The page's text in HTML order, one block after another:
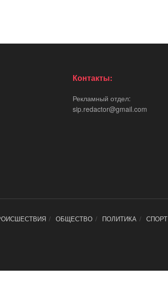
Контакты:
Рекламный отдел:
sip.redactor@gmail.com
ОБЩЕСТВО ПОЛИТИКА СПОРТ